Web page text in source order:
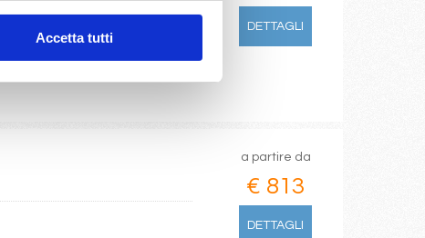
Accetta tutti
DETTAGLI
a partire da
€ 813
DETTAGLI